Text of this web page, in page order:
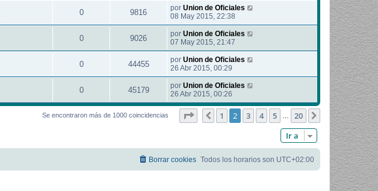
0 9816 por Union de Oficiales
08 May 2015, 22:38
0 9026 por Union de Oficiales
07 May 2015, 21:47
0 44455 por Union de Oficiales
26 Abr 2015, 00:29
0 45179 por Union de Oficiales
26 Abr 2015, 00:26
Se encontraron más de 1000 coincidencias Página2 de 20
Anterior
1 2 3 4 5 20 Siguiente
Ir a
Todos los horarios son UTC+02:00
Borrar cookies